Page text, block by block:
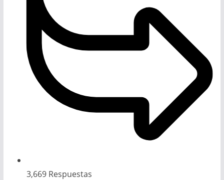
3,669 Respuestas